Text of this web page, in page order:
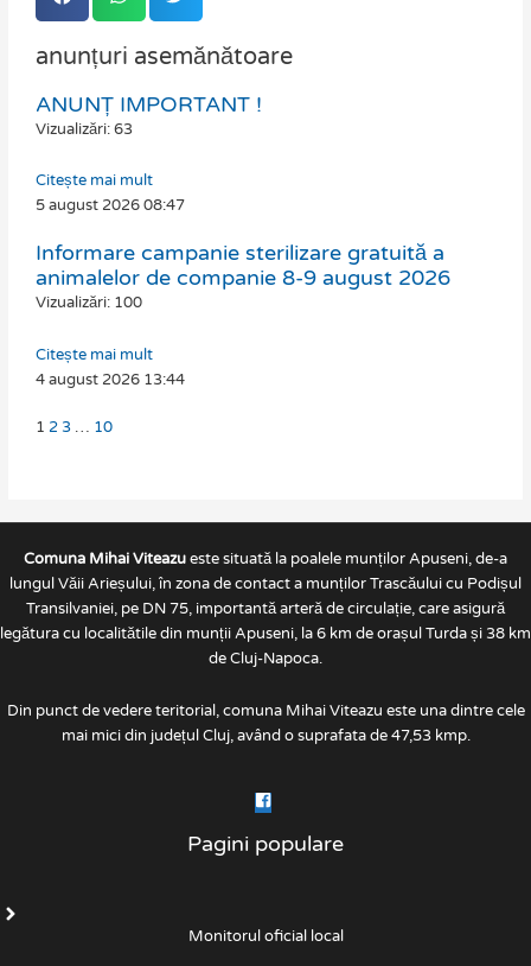
anunțuri asemănătoare
ANUNȚ IMPORTANT !
Vizualizări: 63
Citește mai mult
5 august 202608:47
Informare campanie sterilizare gratuită a
animalelor de companie 8-9 august 2026
Vizualizări: 100
Citește mai mult
4 august 2026 13:44
Page
1
Page
2
Page
3 …
Page
10
Comuna Mihai Viteazueste situată la poalele munților Apuseni, de-a
lungul Văii Arieșului, în zona de contact a munților Trascăului cu Podișul
Transilvaniei, pe DN 75, importantă arteră de circulație, care asigură
legătura cu localitătile din munții Apuseni, la 6 km de orașul Turda și 38 km
de Cluj-Napoca.
Din punct de vedere teritorial, comuna Mihai Viteazu este una dintre cele
mai mici din județul Cluj, având o suprafata de 47,53 kmp.
Pagini populare
Monitorul oficial local